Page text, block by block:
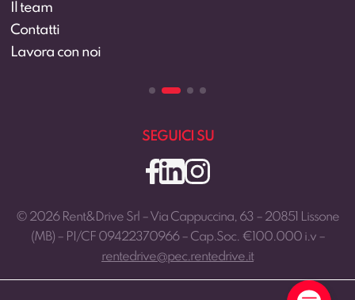
Il team
Contatti
Lavora con noi
SEGUICI SU
© 2026 Rent&Drive Srl – Via Cappuccina, 63 – 20851 Lissone
(MB) – PI/CF 09422370966 – Cap.Soc. €100.000 i.v –
rentedrive@pec.rentedrive.it